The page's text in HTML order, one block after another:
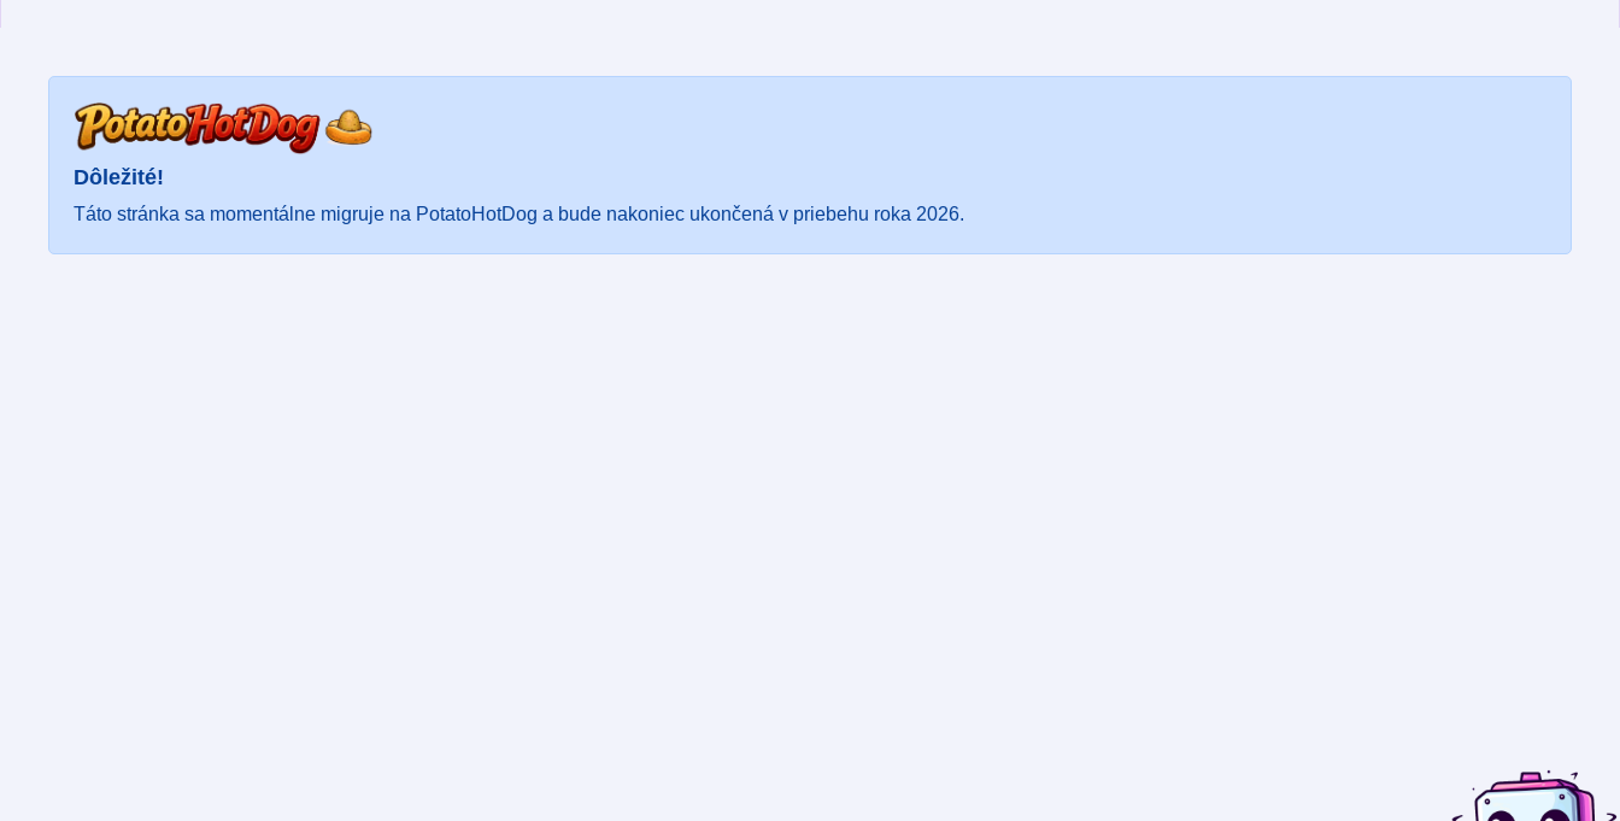
Dôležité!
Táto stránka sa momentálne migruje na PotatoHotDog a bude nakoniec ukončená v priebehu roka 2026.